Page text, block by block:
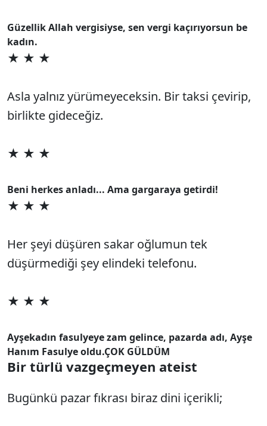
Güzellik Allah vergisiyse, sen vergi kaçırıyorsun be
kadın.
★ ★ ★
Asla yalnız yürümeyeceksin. Bir taksi çevirip,
birlikte gideceğiz.
★ ★ ★
Beni herkes anladı... Ama gargaraya getirdi!
★ ★ ★
Her şeyi düşüren sakar oğlumun tek
düşürmediği şey elindeki telefonu.
★ ★ ★
Ayşekadın fasulyeye zam gelince, pazarda adı, Ayşe
Hanım Fasulye oldu.ÇOK GÜLDÜM
Bir türlü vazgeçmeyen ateist
Bugünkü pazar fıkrası biraz dini içerikli;